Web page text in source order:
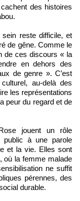
des histoires
reste difficile, et
de gêne. Comme le
de ces discours « la
en dehors des
de genre ». C’est
au-delà des
les représentations
peur du regard et de
jouent un rôle
public à une parole
et la vie. Elles sont
où la femme malade
ne suffit
pérennes, des
durable.